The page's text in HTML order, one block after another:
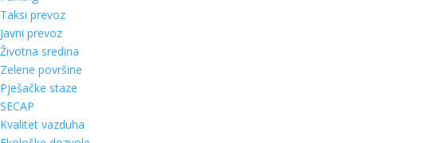
Taksi prevoz
Javni prevoz
Životna sredina
Zelene površine
Pješačke staze
SECAP
Kvalitet vazduha